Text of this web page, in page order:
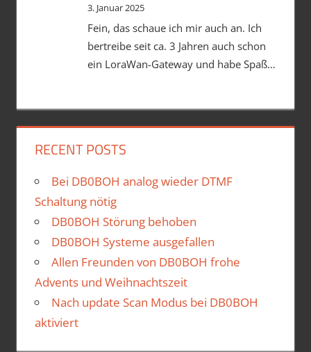
3. Januar 2025
Fein, das schaue ich mir auch an. Ich
bertreibe seit ca. 3 Jahren auch schon
ein LoraWan-Gateway und habe Spaß…
RECENT POSTS
Bei DB0BOH analog wieder DTMF
Schaltung nötig
DB0BOH Störung behoben
DB0BOH Systeme ausgefallen
Allen Freunden von DB0BOH frohe
Advents und Weihnachtszeit
Nach update Scan Modus bei DB0BOH
aktiviert